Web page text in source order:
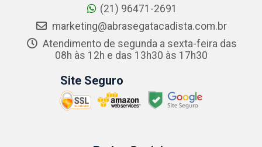
(21) 96471-2691
marketing@abrasegatacadista.com.br
Atendimento de segunda a sexta-feira das
08h às 12h e das 13h30 às 17h30
Site Seguro